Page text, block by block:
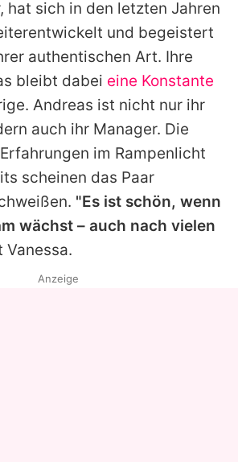
hat sich in den letzten Jahren
und begeistert
authentischen Art. Ihre
bleibt dabei eine Konstante
Andreas ist nicht nur ihr
auch ihr Manager. Die
im Rampenlicht
scheinen das Paar
"Es ist schön, wenn
wächst – auch nach vielen
Vanessa.
Anzeige